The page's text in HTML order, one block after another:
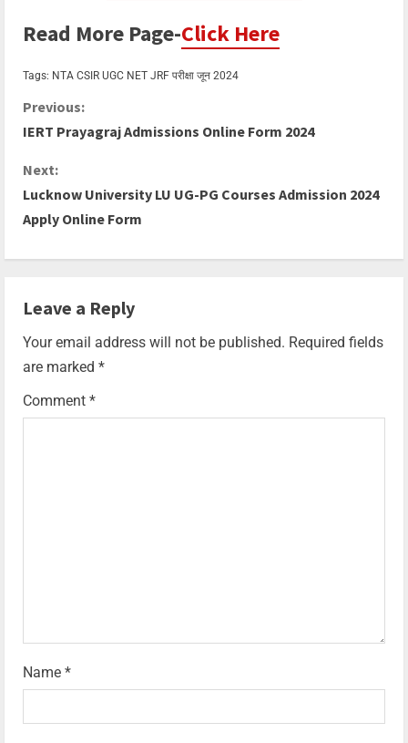
Read More Page-Click Here
Tags: NTA CSIR UGC NET JRF परीक्षा जून 2024
Previous:
IERT Prayagraj Admissions Online Form 2024
Next:
Lucknow University LU UG-PG Courses Admission 2024
Apply Online Form
Leave a Reply
Your email address will not be published. Required fields
are marked *
Comment *
Name *